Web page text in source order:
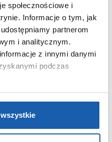
społecznościowe i
Informacje o tym, jak
partnerom
i analitycznym.
z innymi danymi
podczas
celach analitycznych,
w tym aby analizować
jej działanie oraz
preferencje.